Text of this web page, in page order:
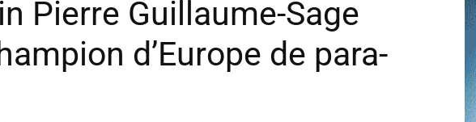
:
Pierre Guillaume-Sage
d’Europe de para-